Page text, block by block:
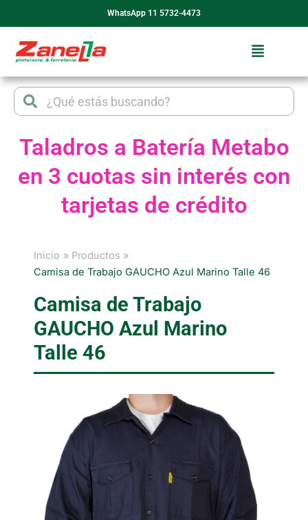
al
contenido
WhatsApp 11 5732-4473
Search Search
Taladros a Batería Metabo
en 3 cuotas sin interés con
tarjetas de crédito
Inicio
Productos
Camisa de Trabajo GAUCHO Azul Marino Talle 46
Camisa de Trabajo
GAUCHO Azul Marino
Talle 46